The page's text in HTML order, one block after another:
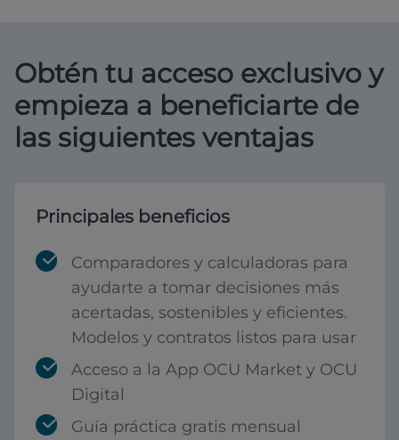
Obtén tu acceso exclusivo y
empieza a beneficiarte de
las siguientes ventajas
Principales beneficios
Comparadores y calculadoras para
ayudarte a tomar decisiones más
acertadas, sostenibles y eficientes.
Modelos y contratos listos para usar
Acceso a la App OCU Market y OCU
Digital
Guía práctica gratis mensual